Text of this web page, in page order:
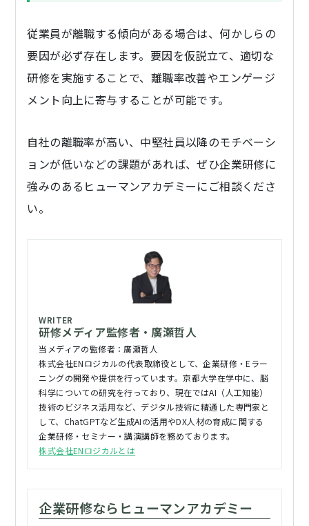
従業員が離職する傾向がある場合は、何かしらの
要因が必ず存在します。要因を仮説立て、適切な
研修を実施することで、離職率改善やエンゲージ
メント向上に寄与することが可能です。
自社の離職率が高い、中堅社員以降のモチベーシ
ョンが低いなどの課題があれば、ぜひ企業研修に
強みのあるヒューマンアカデミーにご相談くださ
い。
研修メディア監修者・廣瀬哲人
当メディアの監修者：廣瀬哲人
株式会社ENロジカルの代表取締役として、企業研修・Eラー
ニングの開発や提供を行っています。京都大学在学中に、脳
科学についての研究を行っており、現在ではAI（人工知能）
技術のビジネス活用など、デジタル技術に精通した専門家と
して、ChatGPTなど生成AIの活用やDX人材の育成に関する
企業研修・セミナー・講演講師を務めております。
株式会社ENロジカルとは
企業研修ならヒューマンアカデミー